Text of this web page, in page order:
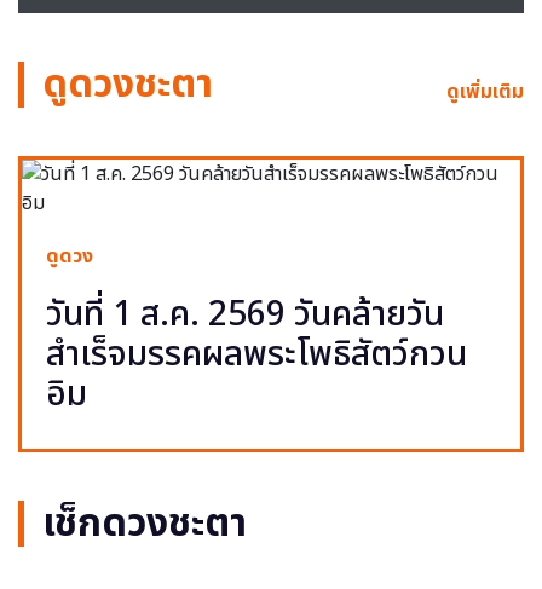
ดูดวงชะตา ดูเพิ่มเติม
ดูดวง
วันที่ 1 ส.ค. 2569 วันคล้ายวัน
สำเร็จมรรคผลพระโพธิสัตว์กวน
อิม
เช็กดวงชะตา